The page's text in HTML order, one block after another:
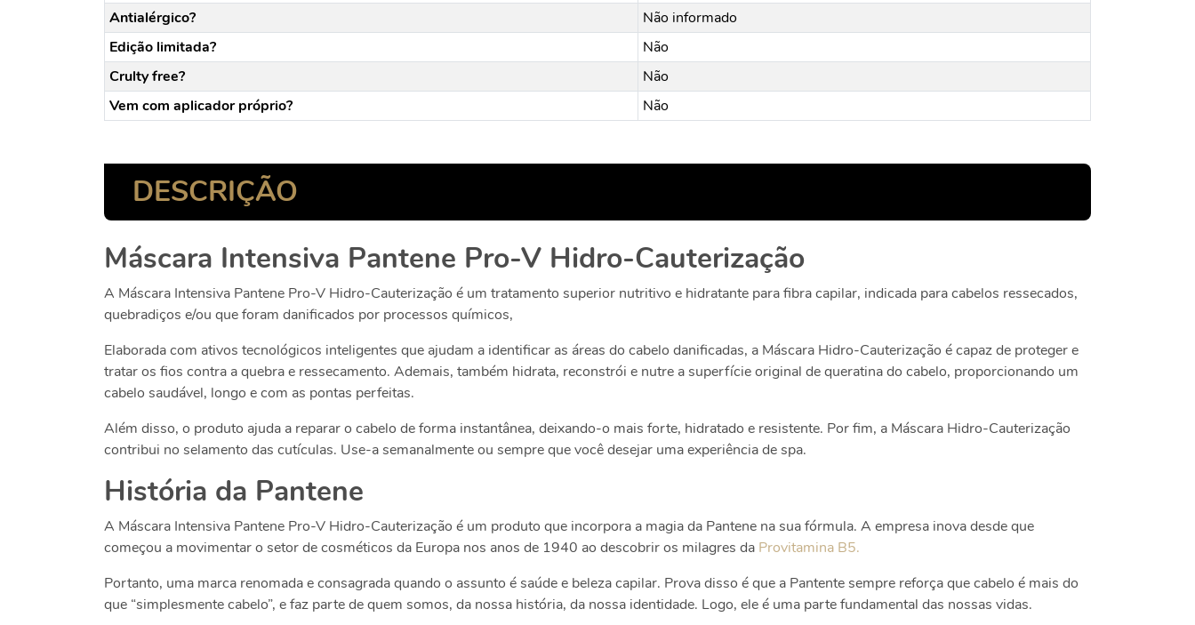
Antialérgico?
Não informado
Edição limitada?
Não
Crulty free?
Não
Vem com aplicador próprio?
Não
DESCRIÇÃO
Máscara Intensiva Pantene Pro-V Hidro-Cauterização
A Máscara Intensiva Pantene Pro-V Hidro-Cauterização é um tratamento superior nutritivo e hidratante para fibra capilar, indicada para cabelos ressecados,
quebradiços e/ou que foram danificados por processos químicos,
Elaborada com ativos tecnológicos inteligentes que ajudam a identificar as áreas do cabelo danificadas, a Máscara Hidro-Cauterização é capaz de proteger e
tratar os fios contra a quebra e ressecamento. Ademais, também hidrata, reconstrói e nutre a superfície original de queratina do cabelo, proporcionando um
cabelo saudável, longo e com as pontas perfeitas.
Além disso, o produto ajuda a reparar o cabelo de forma instantânea, deixando-o mais forte, hidratado e resistente. Por fim, a Máscara Hidro-Cauterização
contribui no selamento das cutículas. Use-a semanalmente ou sempre que você desejar uma experiência de spa.
História da Pantene
A Máscara Intensiva Pantene Pro-V Hidro-Cauterização é um produto que incorpora a magia da Pantene na sua fórmula. A empresa inova desde que
começou a movimentar o setor de cosméticos da Europa nos anos de 1940 ao descobrir os milagres da Provitamina B5.
Portanto, uma marca renomada e consagrada quando o assunto é saúde e beleza capilar. Prova disso é que a Pantente sempre reforça que cabelo é mais do
que “simplesmente cabelo”, e faz parte de quem somos, da nossa história, da nossa identidade. Logo, ele é uma parte fundamental das nossas vidas.